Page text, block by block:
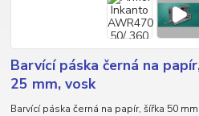
Barvící páska černá na
25 mm, vosk
Barvící páska černá na papír, šířka 50